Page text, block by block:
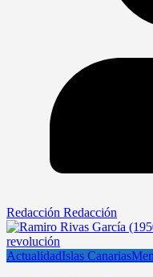
Redacción Redacción
ActualidadIslas Canarias